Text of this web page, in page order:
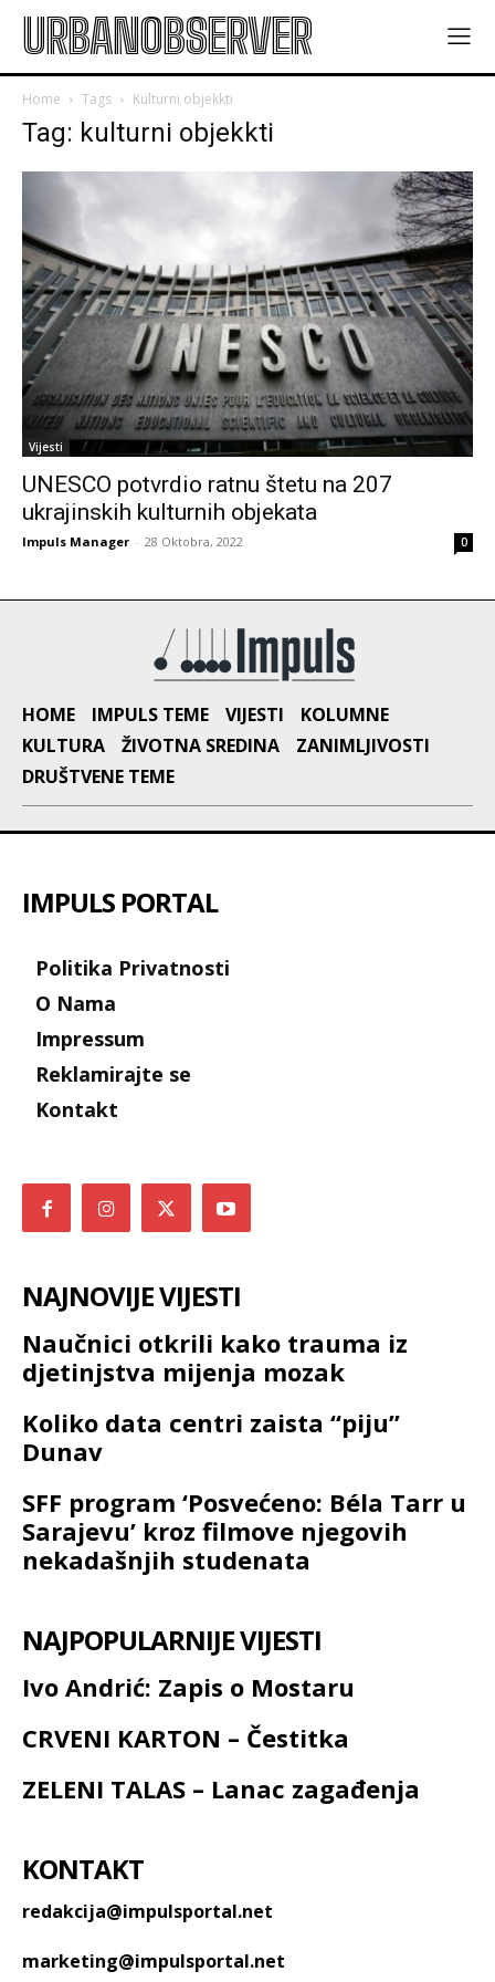
URBANOBSERVER
Home Tags Kulturni objekkti
Tag: kulturni objekkti
Vijesti
UNESCO potvrdio ratnu štetu na 207
ukrajinskih kulturnih objekata
Impuls Manager - 28 Oktobra, 2022 0
HOME IMPULS TEME VIJESTI
KOLUMNE
KULTURA
ŽIVOTNA SREDINA
ZANIMLJIVOSTI
DRUŠTVENE TEME
IMPULS PORTAL
Politika Privatnosti
O Nama
Impressum
Reklamirajte se
Kontakt
NAJNOVIJE VIJESTI
Naučnici otkrili kako trauma iz
djetinjstva mijenja mozak
Koliko data centri zaista “piju”
Dunav
SFF program ‘Posvećeno: Béla Tarr u
Sarajevu’ kroz filmove njegovih
nekadašnjih studenata
NAJPOPULARNIJE VIJESTI
Ivo Andrić: Zapis o Mostaru
CRVENI KARTON – Čestitka
ZELENI TALAS – Lanac zagađenja
KONTAKT
redakcija@impulsportal.net
marketing@impulsportal.net